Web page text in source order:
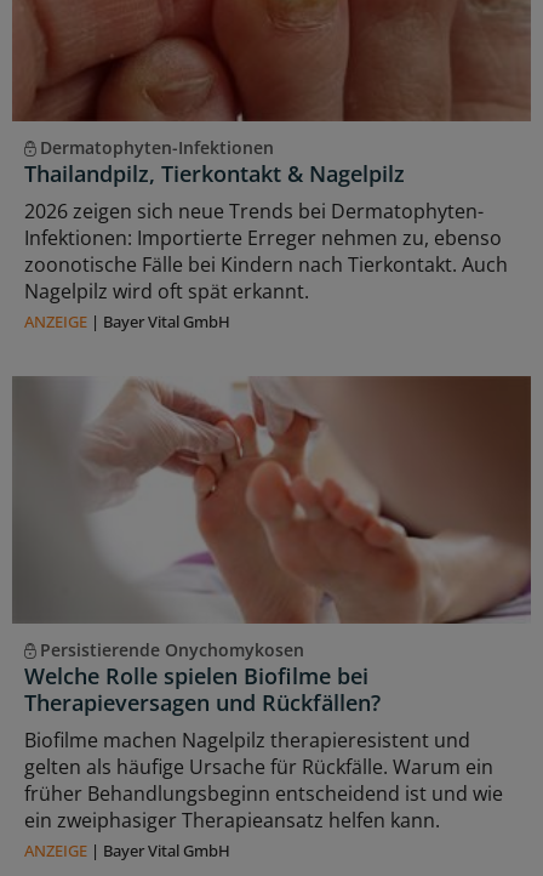
Dermatophyten-Infektionen
Thailandpilz, Tierkontakt & Nagelpilz
2026 zeigen sich neue Trends bei Dermatophyten-
Infektionen: Importierte Erreger nehmen zu, ebenso
zoonotische Fälle bei Kindern nach Tierkontakt. Auch
Nagelpilz wird oft spät erkannt.
ANZEIGE | Bayer Vital GmbH
Persistierende Onychomykosen
Welche Rolle spielen Biofilme bei
Therapieversagen und Rückfällen?
Biofilme machen Nagelpilz therapieresistent und
gelten als häufige Ursache für Rückfälle. Warum ein
früher Behandlungsbeginn entscheidend ist und wie
ein zweiphasiger Therapieansatz helfen kann.
ANZEIGE | Bayer Vital GmbH